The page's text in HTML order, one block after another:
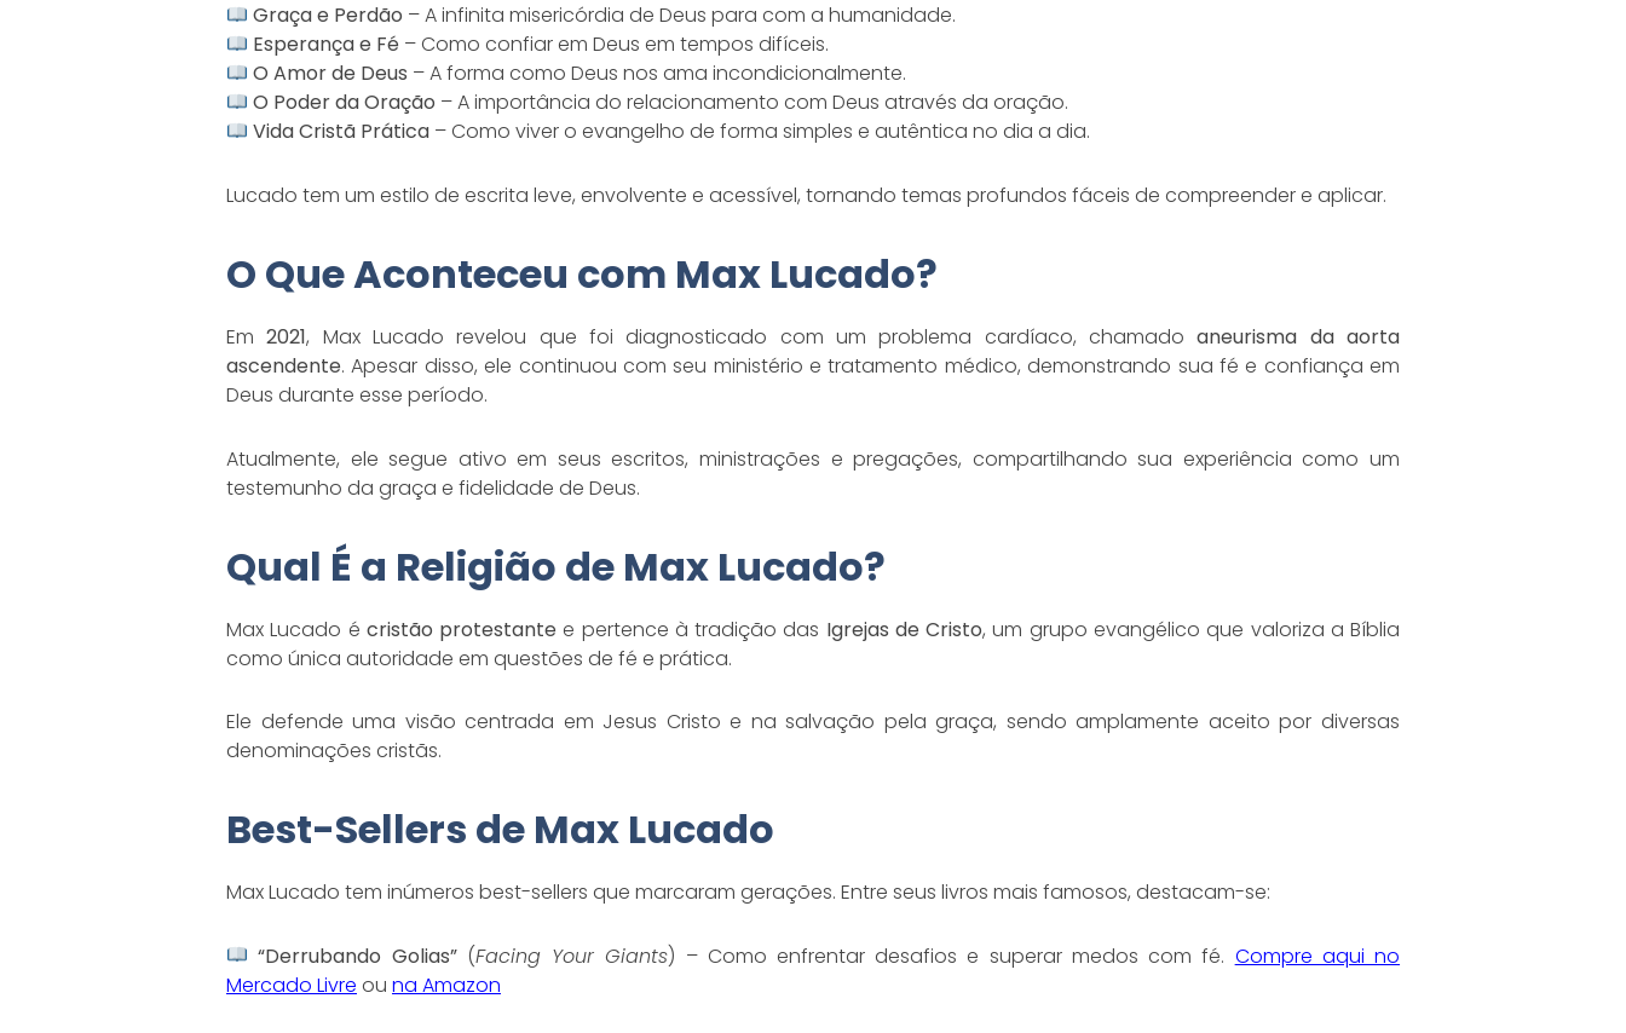
Graça e Perdão – A infinita misericórdia de Deus para com a humanidade.
Esperança e Fé – Como confiar em Deus em tempos difíceis.
O Amor de Deus – A forma como Deus nos ama incondicionalmente.
O Poder da Oração – A importância do relacionamento com Deus através da oração.
Vida Cristã Prática – Como viver o evangelho de forma simples e autêntica no dia a dia.
Lucado tem um estilo de escrita leve, envolvente e acessível, tornando temas profundos fáceis de compreender e aplicar.
O Que Aconteceu com Max Lucado?
Em2021, Max Lucado revelou que foi diagnosticado com um problema cardíaco, chamadoaneurisma da aorta
ascendente. Apesar disso, ele continuou com seu ministério e tratamento médico, demonstrando sua fé e confiança em
Deus durante esse período.
Atualmente, ele segue ativo em seus escritos, ministrações e pregações, compartilhando sua experiência como um
testemunho da graça e fidelidade de Deus.
Qual É a Religião de Max Lucado?
Max Lucado é cristão protestante e pertence à tradição das Igrejas de Cristo, um grupo evangélico que valoriza a Bíblia
como única autoridade em questões de fé e prática.
Ele defende uma visão centrada em Jesus Cristo e na salvação pela graça, sendo amplamente aceito por diversas
denominações cristãs.
Best-Sellers de Max Lucado
Max Lucado tem inúmeros best-sellers que marcaram gerações. Entre seus livros mais famosos, destacam-se:
“Derrubando Golias”(Facing Your Giants) – Como enfrentar desafios e superar medos com fé. Compre aqui no
Mercado Livre ou na Amazon